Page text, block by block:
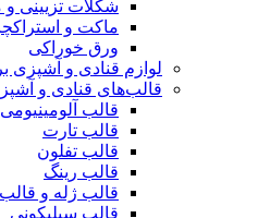
شکلات تزیینی و
ماکت و
ورق خوراکی
لوازم قنادی و آشپزی
قالب‌های قنادی و
قالب آلومینیومی
قالب تارت
قالب تفلون
قالب رینگ
قالب ژله و
قالب سیلیکونی